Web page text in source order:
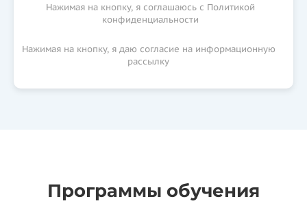
Нажимая на кнопку, я соглашаюсь с Политикой
конфиденциальности
Нажимая на кнопку, я даю согласие на информационную
рассылку
Программы обучения